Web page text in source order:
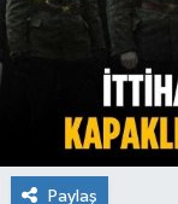
Paylaş
Teknoloji